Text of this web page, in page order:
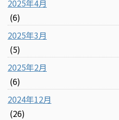
2025年4月
(6)
2025年3月
(5)
2025年2月
(6)
2024年12月
(26)